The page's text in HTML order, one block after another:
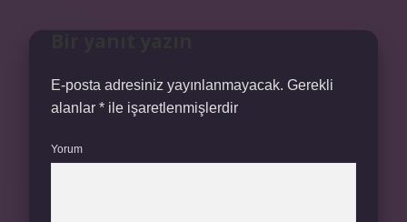
E-posta adresiniz yayınlanmayacak. Gerekli
alanlar * ile işaretlenmişlerdir
Yorum